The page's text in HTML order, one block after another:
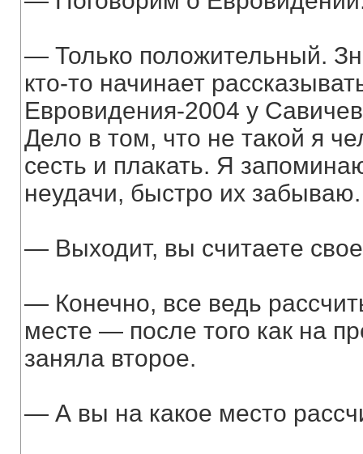
— Только положительный.
кто-то начинает
Евровидения-2004 у
Дело в том, что не такой я
сесть и плакать. Я
неудачи, быстро их забываю.
— Выходит, вы считаете
— Конечно, все ведь
месте — после того как на
заняла второе.
— А вы на какое место